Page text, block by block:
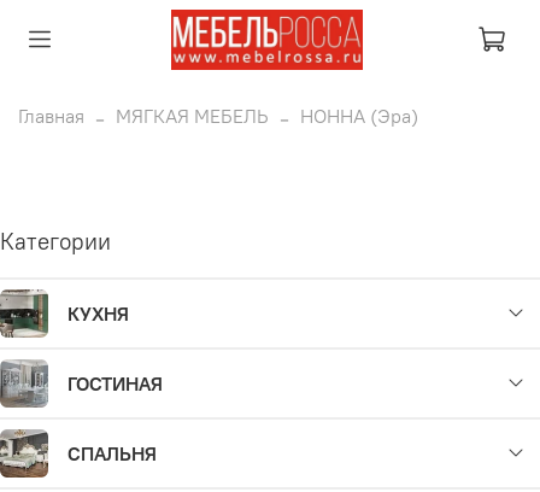
Главная МЯГКАЯ МЕБЕЛЬ НОННА (Эра)
Категории
КУХНЯ
ГОСТИНАЯ
СПАЛЬНЯ